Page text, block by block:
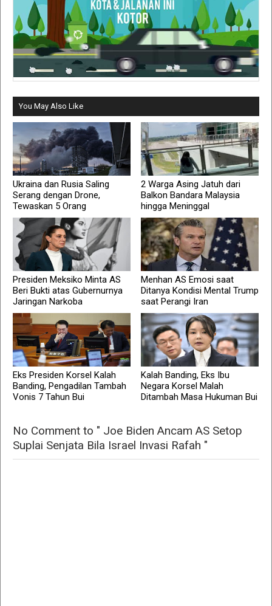
You May Also Like
Ukraina dan Rusia Saling
Serang dengan Drone,
Tewaskan 5 Orang
2 Warga Asing Jatuh dari
Balkon Bandara Malaysia
hingga Meninggal
Presiden Meksiko Minta AS
Beri Bukti atas Gubernurnya
Jaringan Narkoba
Menhan AS Emosi saat
Ditanya Kondisi Mental Trump
saat Perangi Iran
Eks Presiden Korsel Kalah
Banding, Pengadilan Tambah
Vonis 7 Tahun Bui
Kalah Banding, Eks Ibu
Negara Korsel Malah
Ditambah Masa Hukuman Bui
No Comment to " Joe Biden Ancam AS Setop
Suplai Senjata Bila Israel Invasi Rafah "